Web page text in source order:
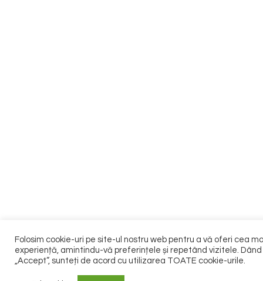
Folosim cookie-uri pe site-ul nostru web pentru a vă oferi cea
experiență, amintindu-vă preferințele și repetând vizitele. Dând
„Accept”, sunteți de acord cu utilizarea TOATE cookie-urile.